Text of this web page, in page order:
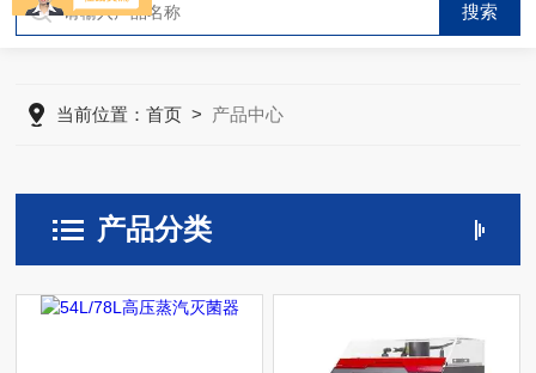
当前位置：首页 > 产品中心
产品分类